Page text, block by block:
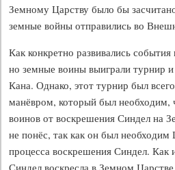
Земному Царству было бы
земные войны отправились во
Как конкретно развивались
но земные воины выиграли турнир
Кана. Однако, этот турнир был
манёвром, который был необходим,
воинов от воскрешения Синдел на
не понёс, так как он был
процесса воскрешения Синдел.